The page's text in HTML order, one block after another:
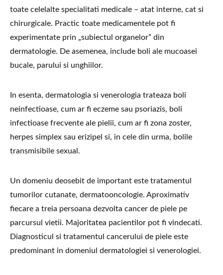
toate celelalte specialitati medicale – atat interne, cat si
chirurgicale. Practic toate medicamentele pot fi
experimentate prin „subiectul organelor” din
dermatologie. De asemenea, include boli ale mucoasei
bucale, parului si unghiilor.
In esenta, dermatologia si venerologia trateaza boli
neinfectioase, cum ar fi eczeme sau psoriazis, boli
infectioase frecvente ale pielii, cum ar fi zona zoster,
herpes simplex sau erizipel si, in cele din urma, bolile
transmisibile sexual.
Un domeniu deosebit de important este tratamentul
tumorilor cutanate, dermatooncologie. Aproximativ
fiecare a treia persoana dezvolta cancer de piele pe
parcursul vietii. Majoritatea pacientilor pot fi vindecati.
Diagnosticul si tratamentul cancerului de piele este
predominant in domeniul dermatologiei si venerologiei.